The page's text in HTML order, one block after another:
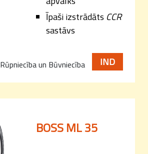
Īpaši izstrādāts CCR
sastāvs
Rūpniecība un Būvniecība IND
BOSS ML 35